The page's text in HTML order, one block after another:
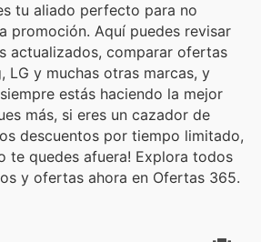
tu aliado perfecto para no
promoción. Aquí puedes revisar
actualizados, comparar ofertas
LG y muchas otras marcas, y
estás haciendo la mejor
más, si eres un cazador de
descuentos por tiempo limitado,
te quedes afuera! Explora todos
y ofertas ahora en Ofertas 365.